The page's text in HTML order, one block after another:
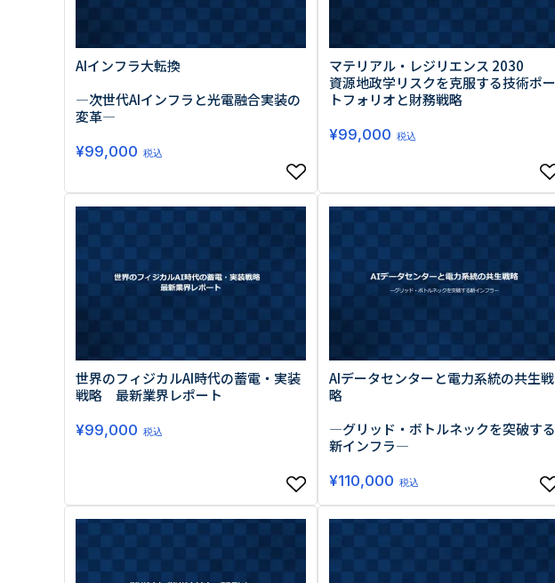
AIインフラ大転換
―次世代AIインフラと光電融合実装の
変革―
¥99,000 税込
マテリアル・レジリエンス 2030
資源地政学リスクを克服する技術ポー
トフォリオと財務戦略
¥99,000 税込
世界のフィジカルAI時代の蓄電・実装
戦略 最新業界レポート
¥99,000 税込
AIデータセンターと電力系統の共生戦
略
―グリッド・ボトルネックを突破する
新インフラ―
¥110,000 税込